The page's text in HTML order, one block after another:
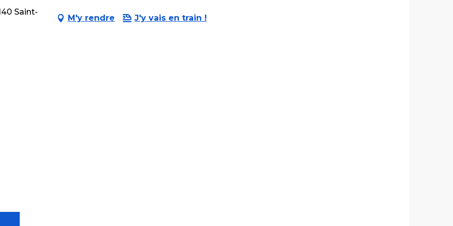
Saint-
M'y rendre J'y vais en train !